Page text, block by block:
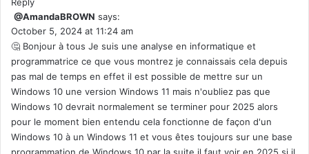
@AmandaBROWN says:
October 5, 2024 at 11:24 am
🤔 Bonjour à tous Je suis une analyse en informatique et
programmatrice ce que vous montrez je connaissais cela depuis
pas mal de temps en effet il est possible de mettre sur un
Windows 10 une version Windows 11 mais n'oubliez pas que
Windows 10 devrait normalement se terminer pour 2025 alors
pour le moment bien entendu cela fonctionne de façon d'un
Windows 10 à un Windows 11 et vous êtes toujours sur une base